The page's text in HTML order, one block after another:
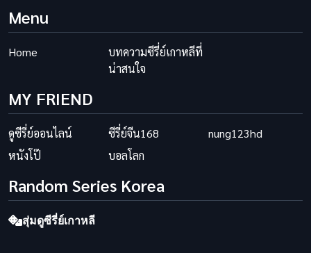
Menu
Home
บทความซีรี่ย์เกาหลีที่
น่าสนใจ
MY FRIEND
ดูซีรี่ย์ออนไลน์ ซีรี่ย์จีน168
nung123hd
หนังโป๊
บอลโลก
Random Series Korea
สุ่มดูซีรี่ย์เกาหลี